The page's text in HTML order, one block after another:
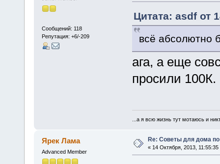
Сообщений: 118
Репутация: +6/-209
Цитата: asdf от
всё абсолютно
ага, а еще
просили
...а я всю жизнь тут мотаюсь и
Ярек Лама
Advanced Member
Re: Советы для дома по
« 14 Октября, 2013, 11:55:35